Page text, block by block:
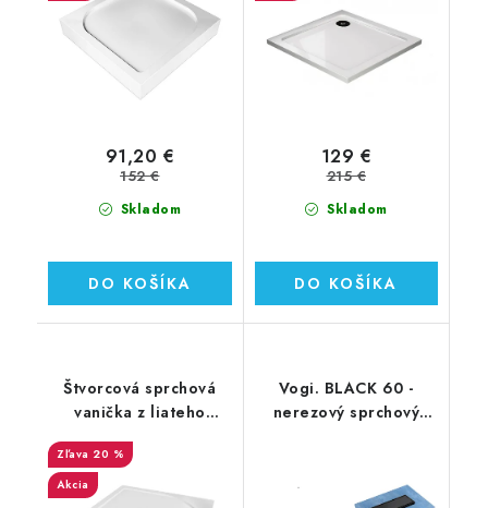
Skladom
91,20 €
152 €
DO KOŠÍKA
Skladom
129 €
215 €
DO KOŠÍKA
Štvorcová sprchová
vanička z liateho
STAR 90x90x3 cm s
protišmykom
20 %
Akcia
Vogi. BLACK 60 -
nerezový sprchový